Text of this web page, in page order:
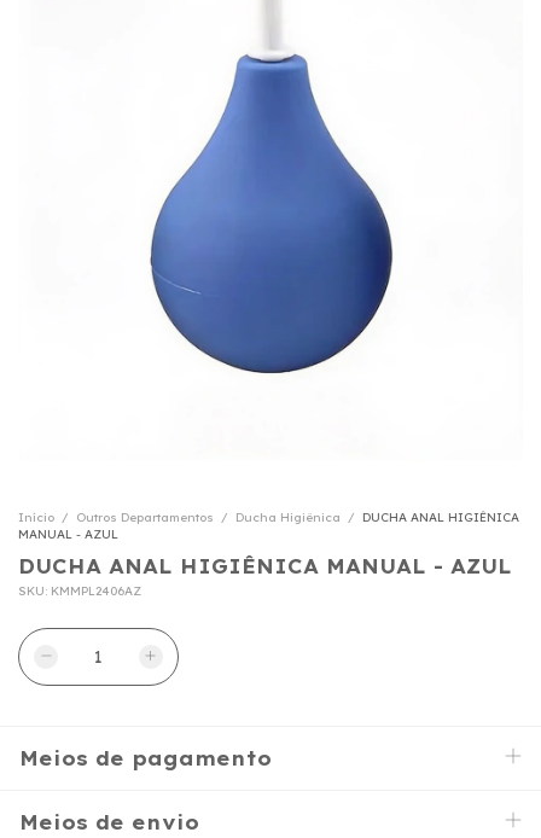
Início / Outros Departamentos / Ducha Higiênica /
DUCHA ANAL HIGIÊNICA
MANUAL - AZUL
DUCHA ANAL HIGIÊNICA MANUAL - AZUL
SKU: KMMPL2406AZ
Meios de pagamento
Meios de envio